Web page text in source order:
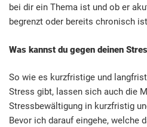
bei dir ein Thema ist und ob er
begrenzt oder bereits chronisch
Was kannst du gegen deinen
So wie es kurzfristige und
Stress gibt, lassen sich auch die
Stressbewältigung in kurzfristig
Bevor ich darauf eingehe, welche